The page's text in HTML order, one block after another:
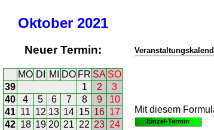
Oktober 2021
Neuer Termin:
MO DI MI DO FR SA SO
39
1 2
3
40
4 5 6 7 8 9
10
41 11 12 13 14 15 16 17
42 18 19 20 21 22 23 24
Mit diesem
Einzel-Termin